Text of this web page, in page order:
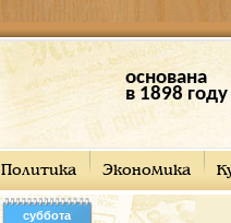
основана
в 1898 году
Политика Экономика
суббота